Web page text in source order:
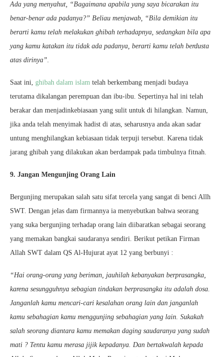
Ada yang menyahut, “Bagaimana apabila yang saya bicarakan itu
benar-benar ada padanya?” Beliau menjawab, “Bila demikian itu
berarti kamu telah melakukan ghibah terhadapnya, sedangkan bila apa
yang kamu katakan itu tidak ada padanya, berarti kamu telah berdusta
atas dirinya”.
Saat ini, ghibah dalam islam telah berkembang menjadi budaya
terutama dikalangan perempuan dan ibu-ibu. Sepertinya hal ini telah
berakar dan menjadinkebiasaan yang sulit untuk di hilangkan. Namun,
jika anda telah menyimak hadist di atas, seharusnya anda akan sadar
untung menghilangkan kebiasaan tidak terpuji tersebut. Karena tidak
jarang ghibah yang dilakukan akan berdampak pada timbulnya fitnah.
9. Jangan Mengunjing Orang Lain
Bergunjing merupakan salah satu sifat tercela yang sangat di benci Allh
SWT. Dengan jelas dam firmannya ia menyebutkan bahwa seorang
yang suka bergunjing terhadap orang lain diibaratkan sebagai seorang
yang memakan bangkai saudaranya sendiri. Berikut petikan Firman
Allah SWT dalam QS Al-Hujurat ayat 12 yang berbunyi :
“Hai orang-orang yang beriman, jauhilah kebanyakan berprasangka,
karena sesungguhnya sebagian tindakan berprasangka itu adalah dosa.
Janganlah kamu mencari-cari kesalahan orang lain dan janganlah
kamu sebahagian kamu menggunjing sebahagian yang lain. Sukakah
salah seorang diantara kamu memakan daging saudaranya yang sudah
mati ? Tentu kamu merasa jijik kepadanya. Dan bertakwalah kepada